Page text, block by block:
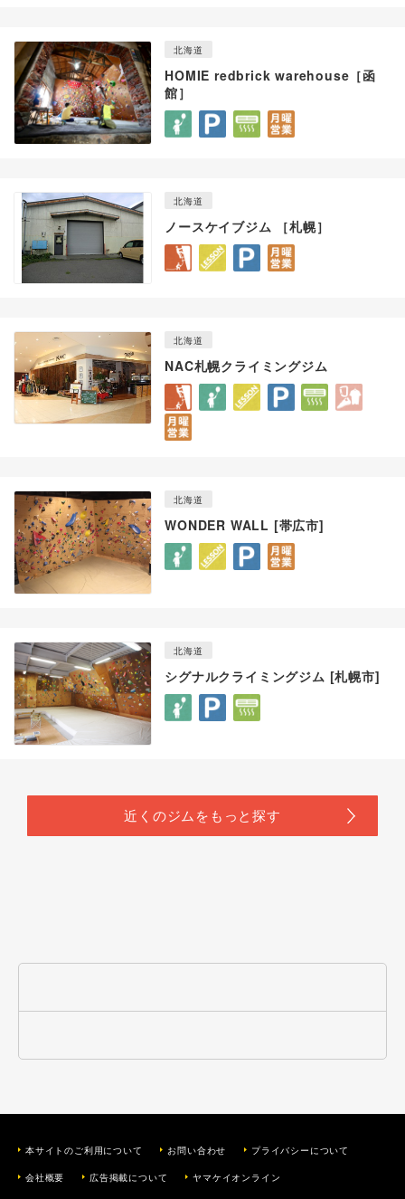
北海道
HOMIE redbrick warehouse［函
館］
北海道
ノースケイブジム ［札幌］
北海道
NAC札幌クライミングジム
北海道
WONDER WALL [帯広市]
北海道
シグナルクライミングジム [札幌市]
本サイトのご利用について お問い合わせ プライバシーについて
会社概要 広告掲載について ヤマケイオンライン